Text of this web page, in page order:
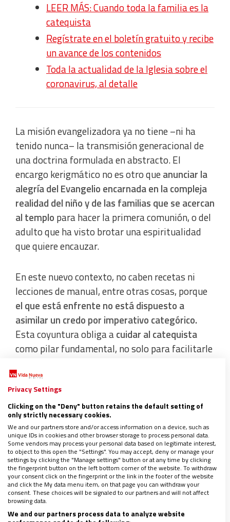
LEER MÁS: Cuando toda la familia es la
catequista
Regístrate en el boletín gratuito y recibe
un avance de los contenidos
Toda la actualidad de la Iglesia sobre el
coronavirus, al detalle
La misión evangelizadora ya no tiene –ni ha
tenido nunca– la transmisión generacional de
una doctrina formulada en abstracto. El
encargo kerigmático no es otro queanunciar la
alegría del Evangelio encarnada en la compleja
realidad del niño y de las familias que se acercan
al templo para hacer la primera comunión, o del
adulto que ha visto brotar una espiritualidad
que quiere encauzar.
En este nuevo contexto, no caben recetas ni
lecciones de manual, entre otras cosas, porque
el que está enfrente no está dispuesto a
asimilar un credo por imperativo categórico.
Esta coyuntura obliga acuidar al catequista
como pilar fundamental, no solo para facilitarle
con acierto a toda inquietud intelectual y moral.
Sobre todo, urge queestos agentes de pastoral
se conviertan en acompañantes que sepan
abrazar las heridas de sus catecúmenospara
dar respuesta, no a golpe de mandamientos,
sino de misericordia emanada de la escucha y el
diálogo, ajena a todo juicio y discriminación.
Sobreesfuerzo de toda la Iglesia
Privacy Settings
Clicking on the "Deny" button retains the default setting of
only strictly necessary cookies.
We and our partners store and/or access information on a device, such as
unique IDs in cookies and other browser storage to process personal data.
Some vendors may process your personal data based on legitimate interest,
to object to this open the "Settings". You may accept, deny or manage your
settings by clicking the "Manage settings" button or at any time by clicking
the fingerprint button on the left bottom corner of the website. To withdraw
your consent click on the fingerprint or the link in the footer of the website
and click the My data menu item, on that page you can withdraw your
consent. These choices will be signaled to our partners and will not affect
browsing data.
We and our partners process data to analyze website